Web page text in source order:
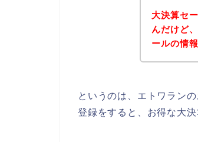
大決算セ
んだけど
ールの情
というのは、エトワラン
登録をすると、お得な大